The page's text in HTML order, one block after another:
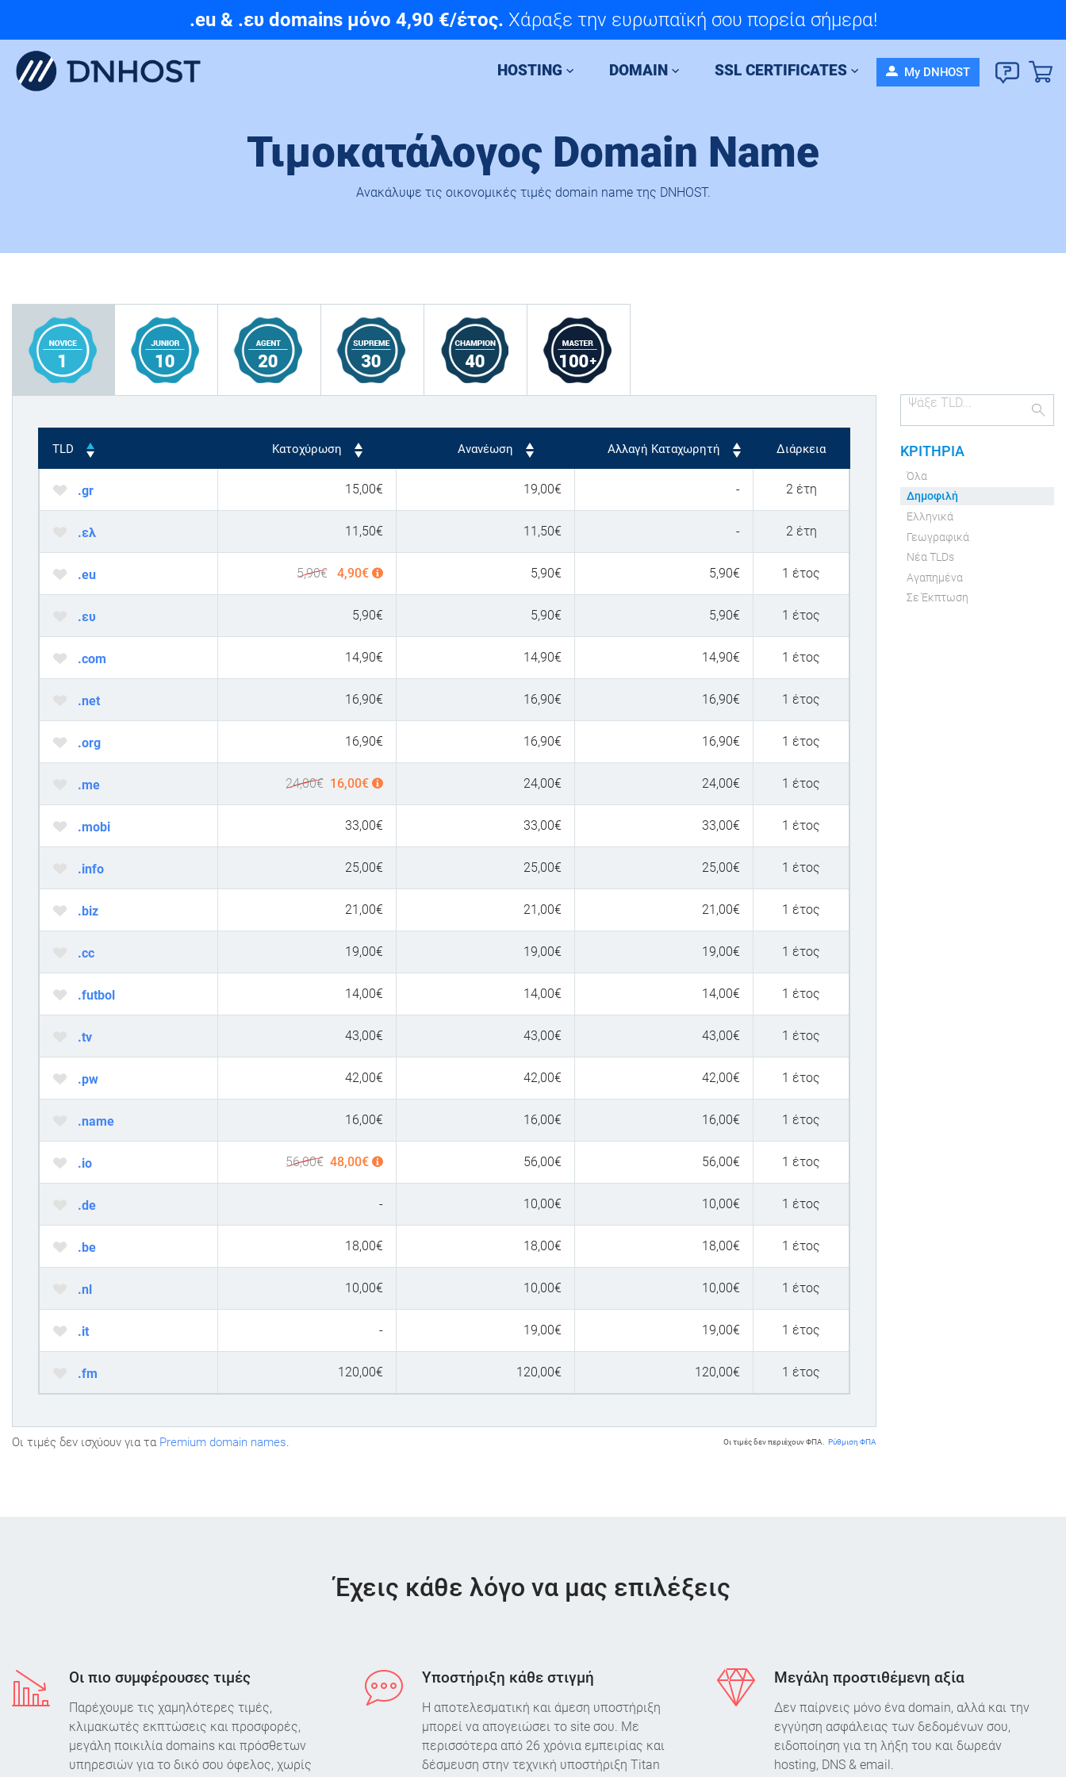
JOB OPENING | Linux System AdministratorΔες την αγγελία μας και στείλε το βιογραφικό σου!
.eu & .ευ domains μόνο 4,90 €/έτος. Χάραξε την ευρωπαϊκή σου πορεία σήμερα!
HOSTING DOMAIN SSL CERTIFICATES My DNHOST
Τιμοκατάλογος Domain Name
Ανακάλυψε τις οικονομικές τιμές domain name της DNHOST.
TLD Κατοχύρωση Ανανέωση Αλλαγή Καταχωρητή Διάρκεια
.gr 15,00€ 19,00€ - 2 έτη
.ελ 11,50€ 11,50€ - 2 έτη
.eu 5,90€ 4,90€ 5,90€ 5,90€ 1 έτος
.ευ 5,90€ 5,90€ 5,90€ 1 έτος
.com 14,90€ 14,90€ 14,90€ 1 έτος
.net 16,90€ 16,90€ 16,90€ 1 έτος
.org 16,90€ 16,90€ 16,90€ 1 έτος
.me 24,00€ 16,00€ 24,00€ 24,00€ 1 έτος
.mobi 33,00€ 33,00€ 33,00€ 1 έτος
.info 25,00€ 25,00€ 25,00€ 1 έτος
.biz 21,00€ 21,00€ 21,00€ 1 έτος
.cc 19,00€ 19,00€ 19,00€ 1 έτος
.futbol 14,00€ 14,00€ 14,00€ 1 έτος
.tv 43,00€ 43,00€ 43,00€ 1 έτος
.pw 42,00€ 42,00€ 42,00€ 1 έτος
.name 16,00€ 16,00€ 16,00€ 1 έτος
.io 56,00€ 48,00€ 56,00€ 56,00€ 1 έτος
.de - 10,00€ 10,00€ 1 έτος
.be 18,00€ 18,00€ 18,00€ 1 έτος
.nl 10,00€ 10,00€ 10,00€ 1 έτος
.it - 19,00€ 19,00€ 1 έτος
.fm 120,00€ 120,00€ 120,00€ 1 έτος
Οι τιμές δεν περιέχουν ΦΠΑ. Ρύθμιση ΦΠΑ
Oι τιμές δεν ισχύουν για τα Premium domain names.
ΚΡΙΤΗΡΙΑ
Όλα
Δημοφιλή
Ελληνικά
Γεωγραφικά
Νέα TLDs
Αγαπημένα
Σε Έκπτωση
Έχεις κάθε λόγο να μας επιλέξεις
Οι πιο συμφέρουσες τιμές
Παρέχουμε τις χαμηλότερες τιμές,
κλιμακωτές εκπτώσεις και προσφορές,
μεγάλη ποικιλία domains και πρόσθετων
υπηρεσιών για το δικό σου όφελος, χωρίς
Υποστήριξη κάθε στιγμή
Η αποτελεσματική και άμεση υποστήριξη
μπορεί να απογειώσει το site σου. Με
περισσότερα από 26 χρόνια εμπειρίας και
δέσμευση στην τεχνική υποστήριξη Titan
Μεγάλη προστιθέμενη αξία
Δεν παίρνεις μόνο ένα domain, αλλά και την
εγγύηση ασφάλειας των δεδομένων σου,
ειδοποίηση για τη λήξη του και δωρεάν
hosting, DNS & email.